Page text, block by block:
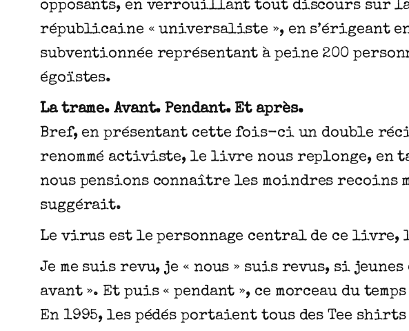
opposants, en verrouillant tout discours sur la
républicaine « universaliste », en s’érigeant
subventionnée représentant à peine 200
égoïstes.
La trame. Avant. Pendant. Et après.
Bref, en présentant cette fois-ci un double
renommé activiste, le livre nous replonge, en
nous pensions connaître les moindres recoins
suggérait.
Le virus est le personnage central de ce livre,
Je me suis revu, je « nous » suis revus, si
avant ». Et puis « pendant », ce morceau du
En 1995, les pédés portaient tous des Tee